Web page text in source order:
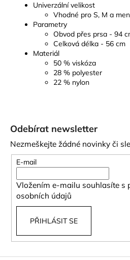
Univerzální velikost
Vhodné pro S, M a
Parametry
Obvod přes prsa - 94
Celková délka - 56 cm
Materiál
50 % viskóza
28 % polyester
22 % nylon
Odebírat newsletter
Nezmeškejte žádné novinky či
E-mail
Vložením e-mailu souhlasíte s
osobních údajů
PŘIHLÁSIT SE